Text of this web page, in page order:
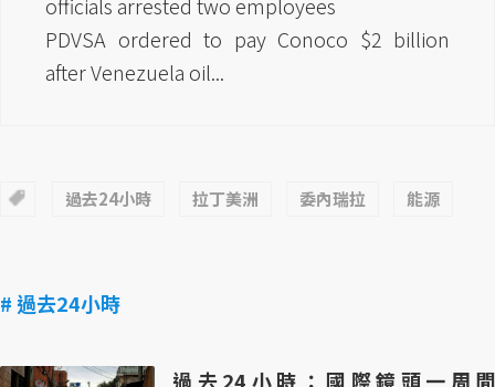
PDVSA ordered to pay Conoco $2 billion
after Venezuela oil...
過去24小時 拉丁美洲 委內瑞拉 能源
# 過去24小時
過去24小時：國際鏡頭一周間